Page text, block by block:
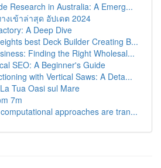
Research in Australia: A Emerg...
งเข้าล่าสุด อัปเดต 2024
A Deep Dive
best Deck Builder Creating B...
Finding the Right Wholesal...
SEO: A Beginner's Guide
with Vertical Saws: A Deta...
Tua Oasi sul Mare
7m
approaches are tran...